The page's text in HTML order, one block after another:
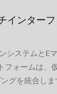
インター
システムとE
フォームは、
グを統合しま